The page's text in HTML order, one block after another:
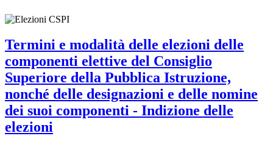
Termini e modalità delle elezioni delle
componenti elettive del Consiglio
Superiore della Pubblica Istruzione,
nonché delle designazioni e delle nomine
dei suoi componenti - Indizione delle
elezioni